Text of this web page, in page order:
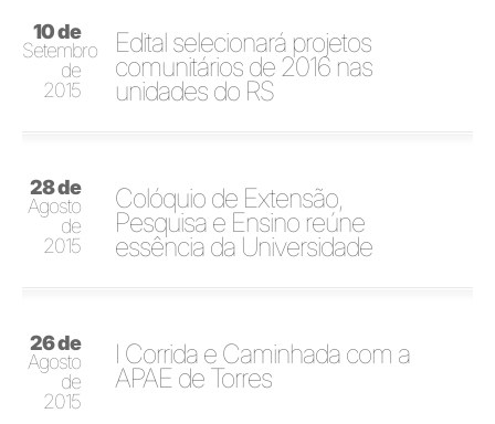
10 de
Setembro
de
2015
Edital selecionará projetos
comunitários de 2016 nas
unidades do RS
28 de
Agosto
de
2015
Colóquio de Extensão,
Pesquisa e Ensino reúne
essência da Universidade
26 de
Agosto
de
2015
I Corrida e Caminhada com a
APAE de Torres